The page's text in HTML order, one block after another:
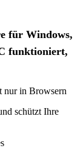
für Windows,
funktioniert,
nur in Browsern
schützt Ihre